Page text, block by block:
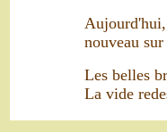
Aujourd'hui,
nouveau
Les belles
La vide